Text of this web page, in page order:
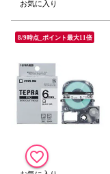
8/9時点_ポイント最大11倍